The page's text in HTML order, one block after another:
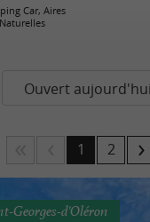
Car, Aires
Naturelles
Ouvert aujourd'hui
1 2
Georges-d'Oléron